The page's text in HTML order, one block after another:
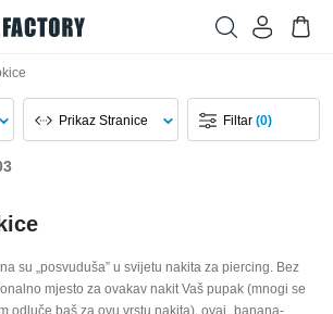
Prikaz Stranice Filtar(0)
su „posvuduša” u svijetu nakita za piercing. Bez
mjesto za ovakav nakit Vaš pupak (mnogi se
odluče baš za ovu vrstu nakita), ovaj „banana-